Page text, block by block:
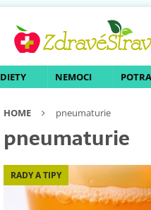
DIETY NEMOCI
HOME pneumaturie
pneumaturie
RADY A TIPY